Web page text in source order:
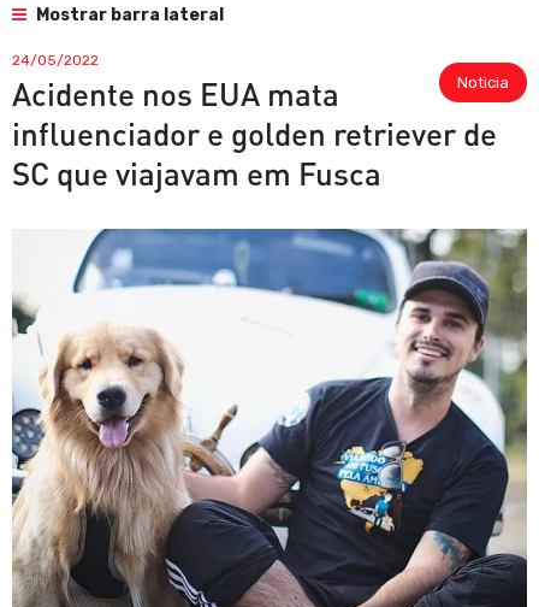
Mostrar barra lateral
Noticia
24/05/2022
Acidente nos EUA mata
influenciador e golden retriever de
SC que viajavam em Fusca